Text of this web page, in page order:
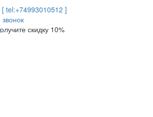
tel:+74993010512 ]
скидку 10%